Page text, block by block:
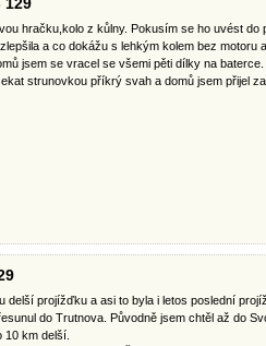
hračku,kolo z kůlny. Pokusím se ho uvést
a co dokážu s lehkým kolem bez motoru
jsem se vracel se všemi pěti dílky na
strunovkou příkrý svah a domů jsem přijel za
delší projížďku a asi to byla i letos poslední
do Trutnova. Původně jsem chtěl až do
10 km delší.